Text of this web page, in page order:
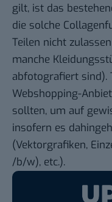
gilt, ist das
die solche
Teilen nicht
manche
abfotografiert sind).
Webshopping-
sollten, um auf
insofern es
(Vektorgrafiken,
/b/w), etc.).